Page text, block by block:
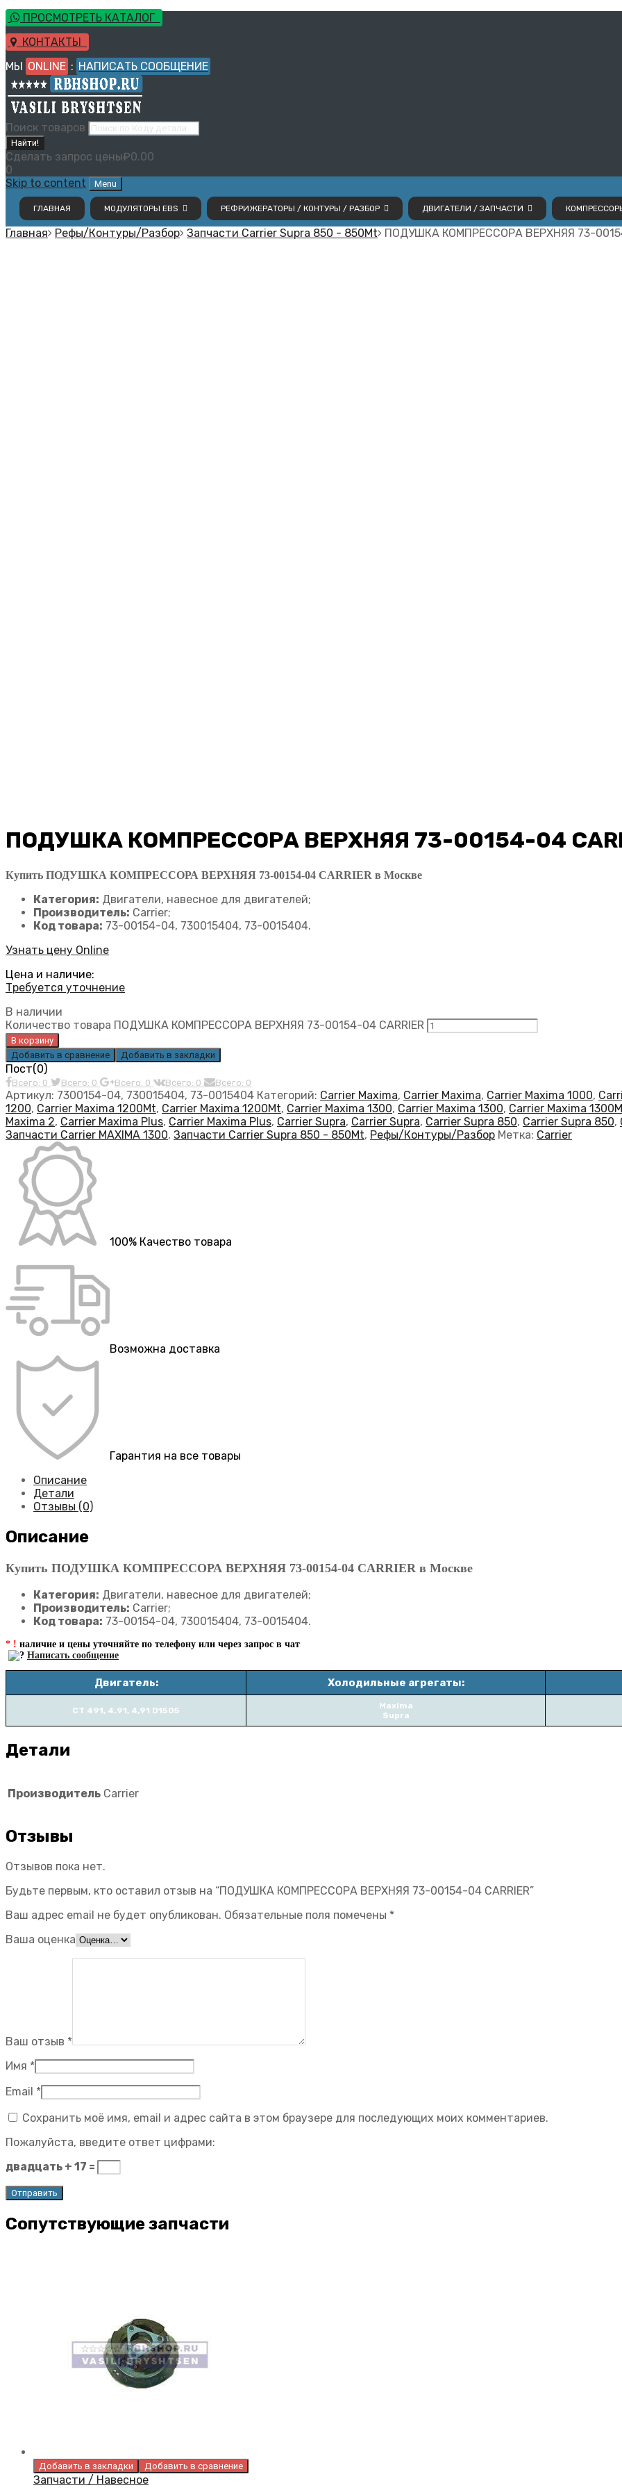
ПРОСМОТРЕТЬ КАТАЛОГ
КОНТАКТЫ
МЫ ONLINE : НАПИСАТЬ СООБЩЕНИЕ
Поиск товаров
Найти!
Сделать запрос цены₽0.00
0
Skip to content
Menu
ГЛАВНАЯ МОДУЛЯТОРЫ EBS РЕФРИЖЕРАТОРЫ / КОНТУРЫ / РАЗБОР ДВИГАТЕЛИ / ЗАПЧАСТИ
Главная Рефы/Контуры/Разбор Запчасти Carrier Supra 850 - 850Mt ПОДУШКА КОМПРЕССОРА ВЕРХНЯЯ 73-
ПОДУШКА КОМПРЕССОРА ВЕРХНЯЯ 73-00154-04
Купить ПОДУШКА КОМПРЕССОРА ВЕРХНЯЯ 73-00154-04 CARRIER в Москве
Категория: Двигатели, навесное для двигателей;
Производитель: Carrier;
Код товара: 73-00154-04, 730015404, 73-0015404.
Узнать цену Online
Цена и наличие:
Требуется уточнение
В наличии
Количество товара ПОДУШКА КОМПРЕССОРА ВЕРХНЯЯ 73-00154-04 CARRIER
В корзину
Добавить в сравнение
Добавить в закладки
Пост(0)
Всего: 0 Всего: 0 Всего: 0 Всего: 0 Всего: 0
Артикул: 7300154-04, 730015404, 73-0015404 Категорий: Carrier Maxima, Carrier Maxima, Carrier Maxima 1000,
1200, Carrier Maxima 1200Mt, Carrier Maxima 1200Mt, Carrier Maxima 1300, Carrier Maxima 1300, Carrier Maxima
Maxima 2, Carrier Maxima Plus, Carrier Maxima Plus, Carrier Supra, Carrier Supra, Carrier Supra 850, Carrier Supra 850,
Запчасти Carrier MAXIMA 1300, Запчасти Carrier Supra 850 - 850Mt, Рефы/Контуры/Разбор Метка: Carrier
100% Качество товара
Возможна доставка
Гарантия на все товары
Описание
Детали
Отзывы (0)
Описание
Купить ПОДУШКА КОМПРЕССОРА ВЕРХНЯЯ 73-00154-04 CARRIER в Москве
Категория: Двигатели, навесное для двигателей;
Производитель: Carrier;
Код товара: 73-00154-04, 730015404, 73-0015404.
* ! наличие и цены уточняйте по телефону или через запрос в чат
Написать сообщение
Двигатель: Холодильные агрегаты:
CT 491, 4.91, 4,91 D1505
Maxima
Supra
Детали
Производитель Carrier
Отзывы
Отзывов пока нет.
Будьте первым, кто оставил отзыв на “ПОДУШКА КОМПРЕССОРА ВЕРХНЯЯ 73-00154-04 CARRIER”
Ваш адрес email не будет опубликован. Обязательные поля помечены *
Ваша оценка
Ваш отзыв *
Имя *
Email *
Сохранить моё имя, email и адрес сайта в этом браузере для последующих моих комментариев.
Пожалуйста, введите ответ цифрами:
двадцать + 17 =
Сопутствующие запчасти
Добавить в закладки Добавить в сравнение
Запчасти / Навесное